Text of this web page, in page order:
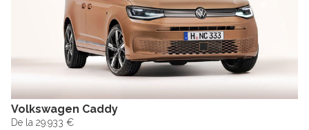
Volkswagen Caddy
De la 29.933 €